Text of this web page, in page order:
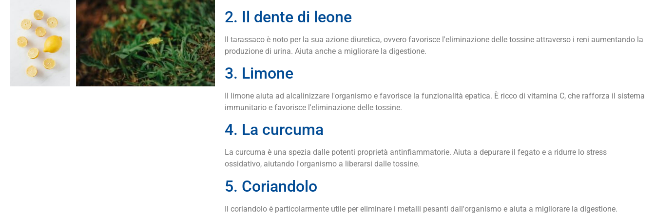
2. Il dente di leone
Il tarassaco è noto per la sua azione diuretica, ovvero favorisce l'eliminazione delle tossine attraverso i reni aumentando la
produzione di urina. Aiuta anche a migliorare la digestione.
3. Limone
Il limone aiuta ad alcalinizzare l'organismo e favorisce la funzionalità epatica. È ricco di vitamina C, che rafforza il sistema
immunitario e favorisce l'eliminazione delle tossine.
4. La curcuma
La curcuma è una spezia dalle potenti proprietà antinfiammatorie. Aiuta a depurare il fegato e a ridurre lo stress
ossidativo, aiutando l'organismo a liberarsi dalle tossine.
5. Coriandolo
Il coriandolo è particolarmente utile per eliminare i metalli pesanti dall'organismo e aiuta a migliorare la digestione.